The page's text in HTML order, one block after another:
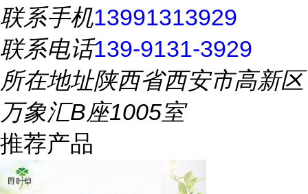
联系手机13991313929
联系电话139-9131-3929
所在地址陕西省西安市高新区
万象汇B座1005室
推荐产品